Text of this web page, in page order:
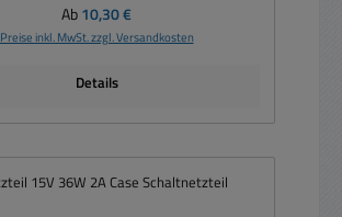
Regulärer Preis:
Ab10,30 €
Preise inkl. MwSt. zzgl. Versandkosten
Details